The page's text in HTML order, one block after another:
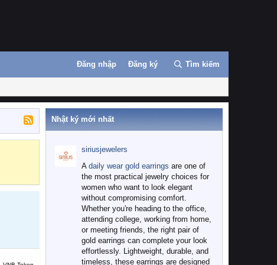
Đăng nhập Đăng ký Tìm kiếm
Nhật ký mới nhất
siriusjewelers
A daily wear gold earrings are one of
the most practical jewelry choices for
women who want to look elegant
without compromising comfort.
Whether you're heading to the office,
attending college, working from home,
or meeting friends, the right pair of
gold earrings can complete your look
effortlessly. Lightweight, durable, and
timeless, these earrings are designed